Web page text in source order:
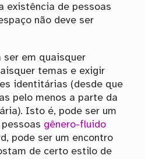
existência de pessoas
não deve ser
ser em quaisquer
temas e exigir
identitárias (desde que
pelo menos a parte da
Isto é, pode ser um
gênero-fluido
pode ser um encontro
de certo estilo de